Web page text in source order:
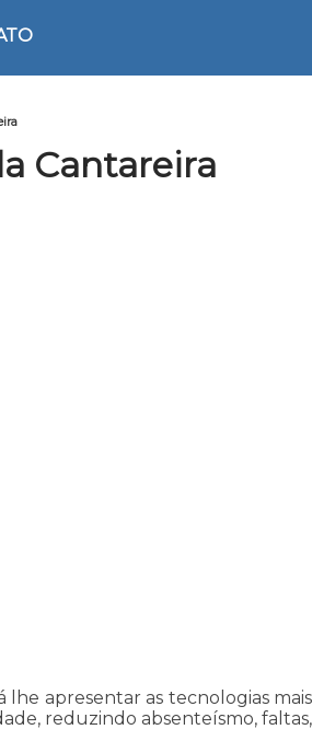
Cantareira
apresentar as tecnologias mais
reduzindo absenteísmo, faltas,